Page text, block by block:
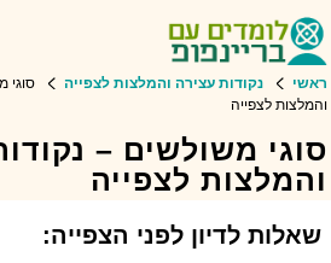
ראשי נקודות עצירה והמלצות לצפייה
סוגי
והמלצות לצפייה
סוגי משולשים –
והמלצות לצפייה
שאלות לדיון לפני הצפייה: